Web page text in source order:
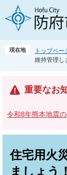
現在地 トップペー
維持管理し
重要なお
令和8年熊本地震
住宅用火
ましょう！